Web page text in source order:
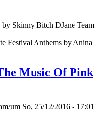
by Skinny Bitch DJane Team
Festival Anthems by Anina
Music Of Pink
um So, 25/12/2016 - 17:01